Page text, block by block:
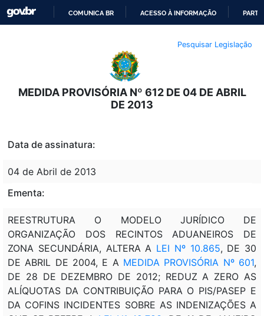
O
CONTEÚDO
COMUNICA BR ACESSO À INFORMAÇÃO
Pesquisar Legislação
MEDIDA PROVISÓRIA Nº 612 DE 04 DE ABRIL
DE 2013
Data de assinatura:
04 de Abril de 2013
Ementa:
REESTRUTURA O MODELO JURÍDICO DE
ORGANIZAÇÃO DOS RECINTOS ADUANEIROS DE
ZONA SECUNDÁRIA, ALTERA A LEI Nº 10.865, DE 30
DE ABRIL DE 2004, E A MEDIDA PROVISÓRIA Nº 601,
DE 28 DE DEZEMBRO DE 2012; REDUZ A ZERO AS
ALÍQUOTAS DA CONTRIBUIÇÃO PARA O PIS/PASEP E
DA COFINS INCIDENTES SOBRE AS INDENIZAÇÕES A